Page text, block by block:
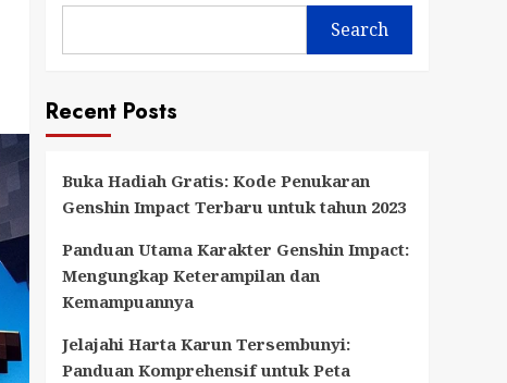
Search
Recent Posts
Buka Hadiah Gratis: Kode Penukaran
Genshin Impact Terbaru untuk tahun 2023
Panduan Utama Karakter Genshin Impact:
Mengungkap Keterampilan dan
Kemampuannya
Jelajahi Harta Karun Tersembunyi:
Panduan Komprehensif untuk Peta